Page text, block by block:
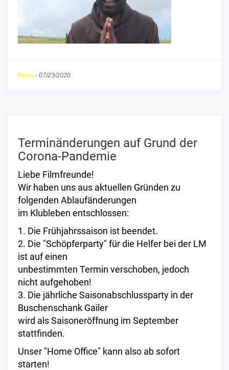
News - 07/23/2020
Terminänderungen auf Grund der
Corona-Pandemie
Liebe Filmfreunde!
Wir haben uns aus aktuellen Gründen zu
folgenden Ablaufänderungen
im Klubleben entschlossen:
1. Die Frühjahrssaison ist beendet.
2. Die "Schöpferparty" für die Helfer bei der LM
ist auf einen
unbestimmten Termin verschoben, jedoch
nicht aufgehoben!
3. Die jährliche Saisonabschlussparty in der
Buschenschank Gailer
wird als Saisoneröffnung im September
stattfinden.
Unser "Home Office" kann also ab sofort
starten!